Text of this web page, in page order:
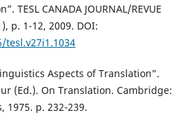
TESL CANADA JOURNAL/REVUE
p. 1-12, 2009. DOI:
Aspects of Translation”.
(Ed.). On Translation. Cambridge:
1975. p. 232-239.